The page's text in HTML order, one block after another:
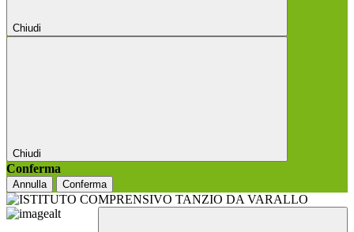
Chiudi
Chiudi
Conferma
Annulla Conferma